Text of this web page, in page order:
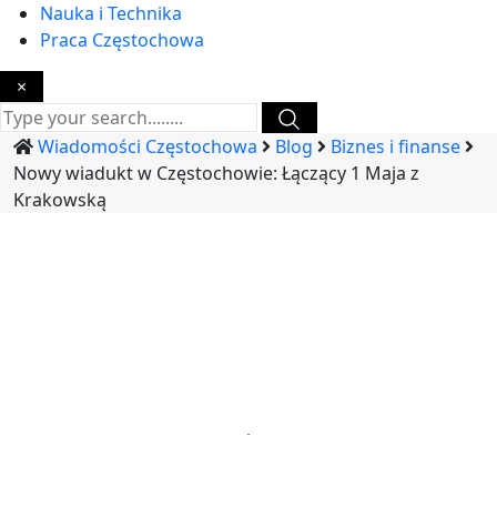
Nauka i Technika
Praca Częstochowa
×
Wiadomości Częstochowa Blog
Biznes i finanse
Nowy wiadukt w Częstochowie: Łączący 1 Maja z
Krakowską